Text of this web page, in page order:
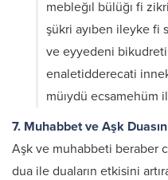
mebleğıl bülüğı fi
şükri ayıben ileyke fi
ve eyyedeni
enaletidderecati
müıydü ecsamehüm
7. Muhabbet ve Aşk
Aşk ve muhabbeti beraber
dua ile duaların etkisini